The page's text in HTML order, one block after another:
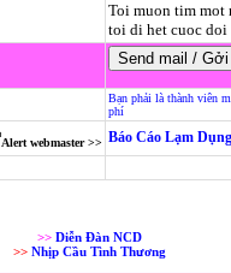
Toi muon tim mot
toi di het cuoc doi
Bạn phải là thành viên
phí
Alert webmaster >> Báo Cáo Lạm
>> Diễn Đàn NCD
>> Nhịp Cầu Tình Thương